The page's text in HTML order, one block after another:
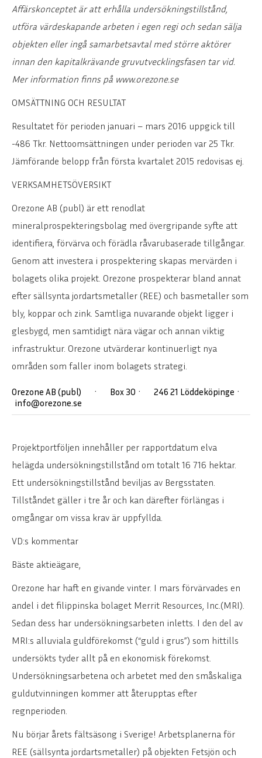
Affärskonceptet är att erhålla undersökningstillstånd,
utföra värdeskapande arbeten i egen regi och sedan sälja
objekten eller ingå samarbetsavtal med större aktörer
innan den kapitalkrävande gruvutvecklingsfasen tar vid.
Mer information finns på www.orezone.se
OMSÄTTNING OCH RESULTAT
Resultatet för perioden januari – mars 2016 uppgick till
-486 Tkr. Nettoomsättningen under perioden var 25 Tkr.
Jämförande belopp från första kvartalet 2015 redovisas ej.
VERKSAMHETSÖVERSIKT
Orezone AB (publ) är ett renodlat
mineralprospekteringsbolag med övergripande syfte att
identifiera, förvärva och förädla råvarubaserade tillgångar.
Genom att investera i prospektering skapas mervärden i
bolagets olika projekt. Orezone prospekterar bland annat
efter sällsynta jordartsmetaller (REE) och basmetaller som
bly, koppar och zink. Samtliga nuvarande objekt ligger i
glesbygd, men samtidigt nära vägar och annan viktig
infrastruktur. Orezone utvärderar kontinuerligt nya
områden som faller inom bolagets strategi.
Orezone AB (publ) · Box 30 · 246 21 Löddeköpinge ·
info@orezone.se
Projektportföljen innehåller per rapportdatum elva
helägda undersökningstillstånd om totalt 16 716 hektar.
Ett undersökningstillstånd beviljas av Bergsstaten.
Tillståndet gäller i tre år och kan därefter förlängas i
omgångar om vissa krav är uppfyllda.
VD:s kommentar
Bäste aktieägare,
Orezone har haft en givande vinter. I mars förvärvades en
andel i det filippinska bolaget Merrit Resources, Inc.(MRI).
Sedan dess har undersökningsarbeten inletts. I den del av
MRI:s alluviala guldförekomst (“guld i grus”) som hittills
undersökts tyder allt på en ekonomisk förekomst.
Undersökningsarbetena och arbetet med den småskaliga
guldutvinningen kommer att återupptas efter
regnperioden.
Nu börjar årets fältsäsong i Sverige! Arbetsplanerna för
REE (sällsynta jordartsmetaller) på objekten Fetsjön och